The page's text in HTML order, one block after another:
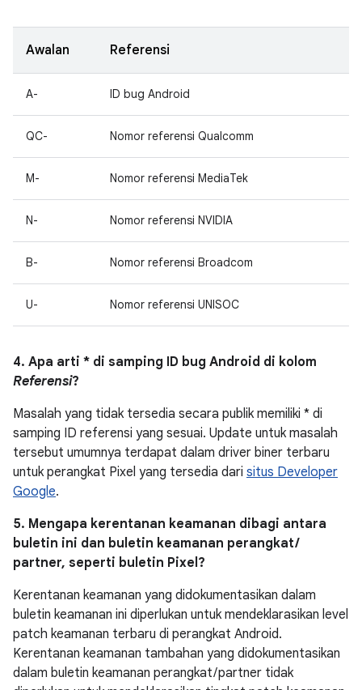
Awalan Referensi
A- ID bug Android
QC- Nomor referensi Qualcomm
M- Nomor referensi MediaTek
N- Nomor referensi NVIDIA
B- Nomor referensi Broadcom
U- Nomor referensi UNISOC
4. Apa arti * di samping ID bug Android di kolom
Referensi?
Masalah yang tidak tersedia secara publik memiliki * di
samping ID referensi yang sesuai. Update untuk masalah
tersebut umumnya terdapat dalam driver biner terbaru
untuk perangkat Pixel yang tersedia dari situs Developer
Google.
5. Mengapa kerentanan keamanan dibagi antara
buletin ini dan buletin keamanan perangkat /
partner, seperti buletin Pixel?
Kerentanan keamanan yang didokumentasikan dalam
buletin keamanan ini diperlukan untuk mendeklarasikan level
patch keamanan terbaru di perangkat Android.
Kerentanan keamanan tambahan yang didokumentasikan
dalam buletin keamanan perangkat / partner tidak